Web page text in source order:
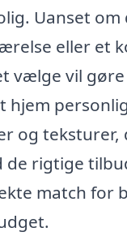
Uanset om
eller et
vælge vil
hjem
og teksturer,
de rigtige
match for